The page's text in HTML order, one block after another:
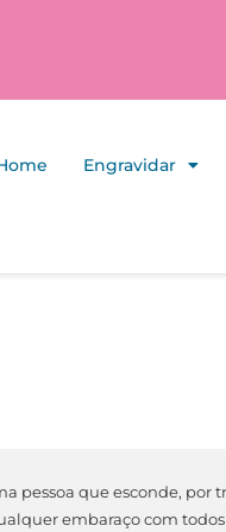
Engravidar
pessoa que esconde, por
embaraço com